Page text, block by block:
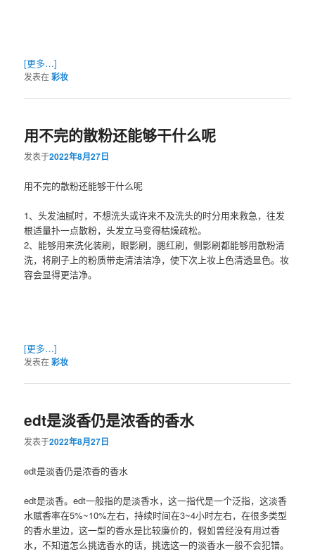
[更多…]
发表在彩妆
用不完的散粉还能够干什么呢
发表于2022年8月27日
用不完的散粉还能够干什么呢
1、头发油腻时，不想洗头或许来不及洗头的时分用来救急，往发
根适量扑一点散粉，头发立马变得枯燥疏松。
2、能够用来洗化装刷，眼影刷，腮红刷，侧影刷都能够用散粉清
洗，将刷子上的粉质带走清洁洁净，使下次上妆上色清透显色。妆
容会显得更洁净。
[更多…]
发表在彩妆
edt是淡香仍是浓香的香水
发表于2022年8月27日
edt是淡香仍是浓香的香水
edt是淡香。edt一般指的是淡香水，这一指代是一个泛指，这淡香
水赋香率在5%~10%左右，持续时间在3~4小时左右，在很多类型
的香水里边，这一型的香水是比较廉价的，假如曾经没有用过香
水，不知道怎么挑选香水的话，挑选这一的淡香水一般不会犯错。